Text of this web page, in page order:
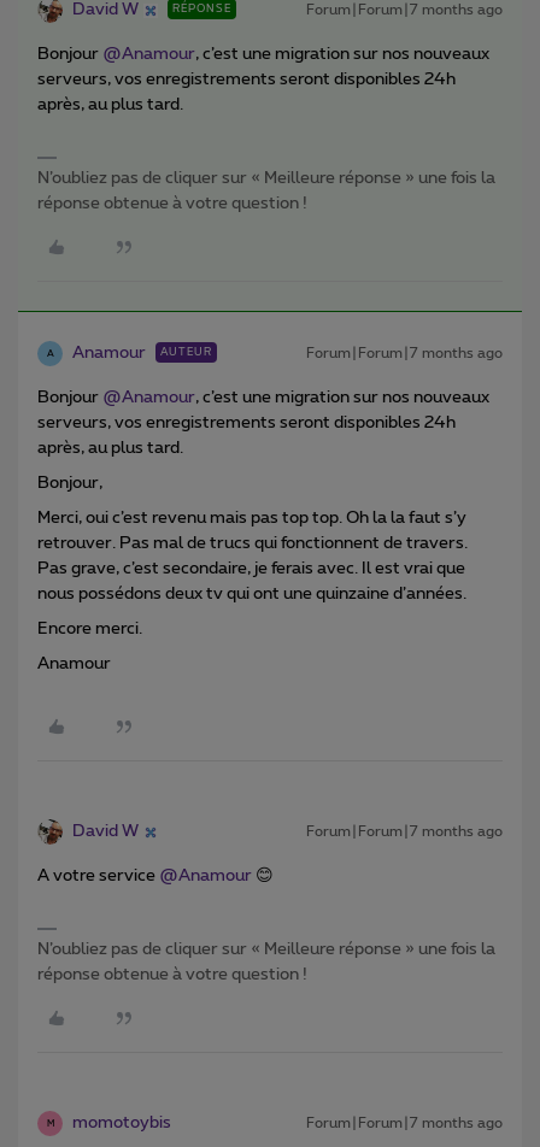
David W RÉPONSE Forum|Forum|7 months ago
Bonjour ​ @Anamour, c’est une migration sur nos nouveaux
serveurs, vos enregistrements seront disponibles 24h
après, au plus tard.
N’oubliez pas de cliquer sur « Meilleure réponse » une fois la
réponse obtenue à votre question !
A Anamour AUTEUR Forum|Forum|7 months ago
Bonjour ​ @Anamour, c’est une migration sur nos nouveaux
serveurs, vos enregistrements seront disponibles 24h
après, au plus tard.
Bonjour,
Merci, oui c’est revenu mais pas top top. Oh la la faut s’y
retrouver. Pas mal de trucs qui fonctionnent de travers.
Pas grave, c’est secondaire, je ferais avec. Il est vrai que
nous possédons deux tv qui ont une quinzaine d’années.
Encore merci.
Anamour
David W Forum|Forum|7 months ago
A votre service ​ @Anamour 😊
N’oubliez pas de cliquer sur « Meilleure réponse » une fois la
réponse obtenue à votre question !
M momotoybis Forum|Forum|7 months ago